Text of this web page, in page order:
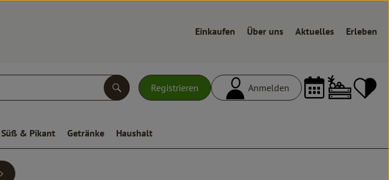
Einkaufen Über uns Aktuelles Erleben
Registrieren Anmelden
Suchen
Süß & Pikant Getränke Haushalt